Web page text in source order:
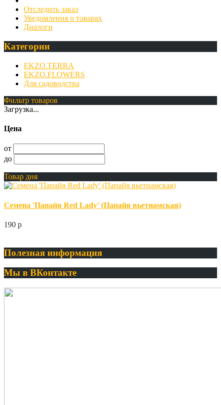
Отследить заказ
Уведомления о товарах
Диалоги
Категории
EKZO.TERRA
EKZO.FLOWERS
Для садоводства
Фильтр товаров
Загрузка...
Цена
от
до
Товар дня
Семена 'Папайя Red Lady' (Папайя вьетнамская)
190 p
Полезная информация
Мы в ВКонтакте